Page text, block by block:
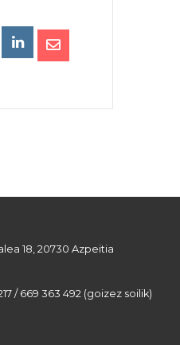
18, 20730 Azpeitia
/ 669 363 492 (goizez soilik)